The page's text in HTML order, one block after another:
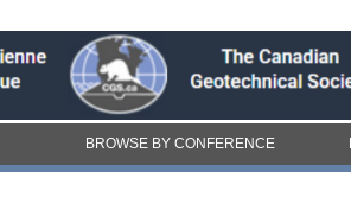
BROWSE BY CONFERENCE